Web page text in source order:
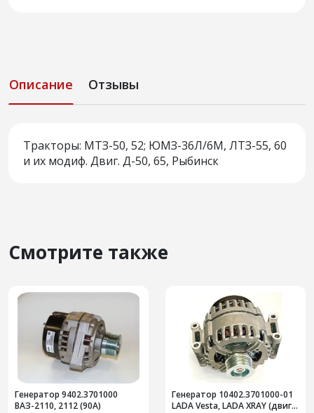
Описание Отзывы
Тракторы: МТЗ-50, 52; ЮМЗ-36Л/6М, ЛТЗ-55, 60
и их модиф. Двиг. Д-50, 65, Рыбинск
Смотрите также
Генератор 9402.3701000
ВАЗ-2110, 2112 (90А)
Генератор 10402.3701000-01
LADA Vesta, LADA XRAY (двиг.